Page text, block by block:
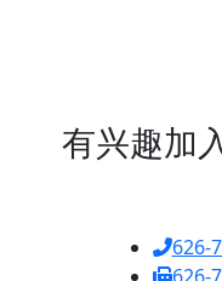
有兴趣加
626-